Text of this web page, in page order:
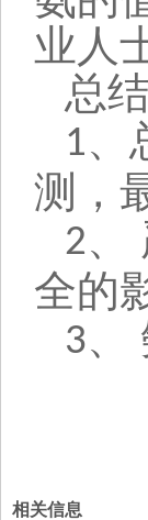
业人
总结
1、
测，
2、
全的
3、
相关信息